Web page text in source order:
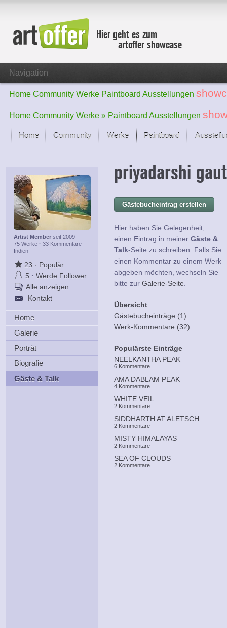
Hier geht es zum
artoffer showcase
Navigation
Home Community Werke Paintboard Ausstellungen
Home Community Werke » Paintboard Ausstellungen
Home Community Werke
Der letzte Monat im Fokus
Alle Fokus-Werke
Standard-Ansicht
Fokus-Werke
Alle neuen Werke
Paintboard
Artist Memberseit 2009
75 Werke · 33 Kommentare
Indien
23 · Populär
5 · Werde Follower
Alle anzeigen
Kontakt
Home
Galerie
Porträt
Biografie
Gäste & Talk
priyadarshi
Gästebucheintrag erstellen
Hier haben Sie Gelegenheit,
einen Eintrag in meiner Gäste &
Talk-Seite zu schreiben. Falls Sie
einen Kommentar zu einem Werk
abgeben möchten, wechseln Sie
bitte zur Galerie-Seite
Übersicht
Gästebucheinträge (1)
Werk-Kommentare (32)
Populärste Einträge
NEELKANTHA PEAK
6 Kommentare
AMA DABLAM PEAK
4 Kommentare
WHITE VEIL
2 Kommentare
SIDDHARTH AT ALETSCH
2 Kommentare
MISTY HIMALAYAS
2 Kommentare
SEA OF CLOUDS
2 Kommentare